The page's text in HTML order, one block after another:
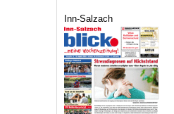
Inn-Salzach